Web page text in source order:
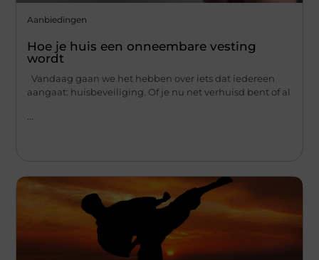
Aanbiedingen
Hoe je huis een onneembare vesting
wordt
Vandaag gaan we het hebben over iets dat iedereen
aangaat: huisbeveiliging. Of je nu net verhuisd bent of al